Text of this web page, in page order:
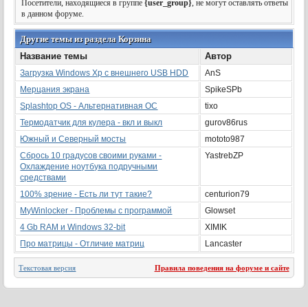
Посетители, находящиеся в группе{user_group}, не могут оставлять ответы
в данном форуме.
Другие темы из раздела Корзина
Название темы
Автор
Загрузка Windows Xp c внешнего USB HDD
AnS
Мерцания экрана
SpikeSPb
Splashtop OS - Альтернативная ОС
tixo
Термодатчик для кулера - вкл и выкл
gurov86rus
Южный и Северный мосты
mototo987
Сбрось 10 градусов своими руками -
Охлаждение ноутбука подручными
средствами
YastrebZP
100% зрение - Есть ли тут такие?
centurion79
MyWinlocker - Проблемы с программой
Glowset
4 Gb RAM и Windows 32-bit
XIMIK
Про матрицы - Отличие матриц
Lancaster
Текстовая версия Правила поведения на форуме и сайте